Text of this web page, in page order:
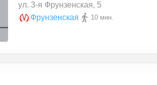
ул. 3-я Фрунзенская, 5
Фрунзенская
10 мин.